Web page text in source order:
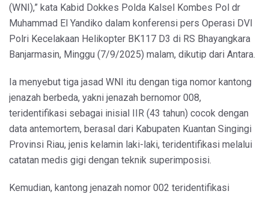
(WNI),” kata Kabid Dokkes Polda Kalsel Kombes Pol dr
Muhammad El Yandiko dalam konferensi pers Operasi DVI
Polri Kecelakaan Helikopter BK117 D3 di RS Bhayangkara
Banjarmasin, Minggu (7/9/2025) malam, dikutip dari Antara.
Ia menyebut tiga jasad WNI itu dengan tiga nomor kantong
jenazah berbeda, yakni jenazah bernomor 008,
teridentifikasi sebagai inisial IIR (43 tahun) cocok dengan
data antemortem, berasal dari Kabupaten Kuantan Singingi
Provinsi Riau, jenis kelamin laki-laki, teridentifikasi melalui
catatan medis gigi dengan teknik superimposisi.
Kemudian, kantong jenazah nomor 002 teridentifikasi